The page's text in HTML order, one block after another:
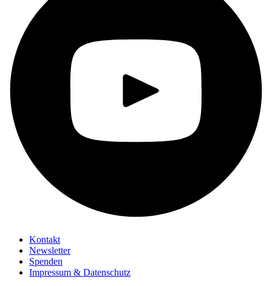
Kontakt
Newsletter
Spenden
Impressum & Datenschutz